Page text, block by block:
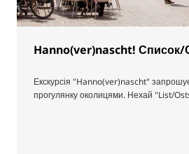
Hanno(ver)nascht! Список/
Екскурсія "Hanno(ver)nascht"
прогулянку околицями. Нехай "List/